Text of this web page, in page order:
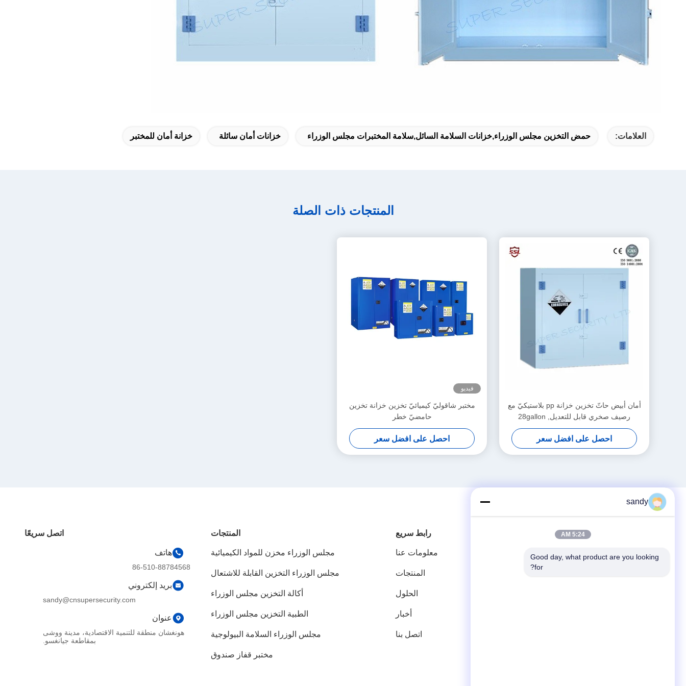
العلامات: حمض التخزين مجلس الوزراء,خزانات السلامة السائل,سلامة المختبرات مجلس الوزراء خزانات أمان سائلة خزانة أمان للمختبر
المنتجات ذات الصلة
أمان أبيض حاتّ تخزين خزانة pp بلاستيكيّ مع
رصيف صخري قابل للتعديل, 28gallon
احصل على افضل سعر
فيديو
مختبر شاقوليّ كيميائيّ تخزين خزانة تخزين
حامضيّ خطر
احصل على افضل سعر
رابط سريع
معلومات عنا
المنتجات
الحلول
أخبار
اتصل بنا
المنتجات
مجلس الوزراء مخزن للمواد الكيميائية
مجلس الوزراء التخزين القابلة للاشتعال
أكالة التخزين مجلس الوزراء
الطبية التخزين مجلس الوزراء
مجلس الوزراء السلامة البيولوجية
مختبر قفاز صندوق
اتصل سريعًا
هاتف
86-510-88784568
بريد إلكتروني
sandy@cnsupersecurity.com
عنوان
هونغشان منطقة للتنمية الاقتصادية، مدينة ووشى
بمقاطعة جيانغسو.
sandy
5:24 AM
Good day, what product are you looking
for?